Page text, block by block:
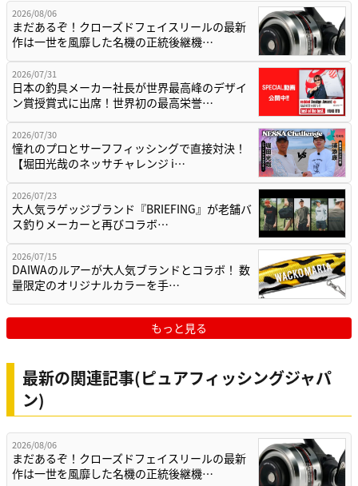
2026/08/06
まだあるぞ！クローズドフェイスリールの最新
作は一世を風靡した名機の正統後継機…
2026/07/31
日本の釣具メーカー社長が世界最高峰のデザイ
ン賞授賞式に出席！世界初の最高栄誉…
2026/07/30
憧れのプロとサーフフィッシングで直接対決！
【堀田光哉のネッサチャレンジ i…
2026/07/23
大人気ラゲッジブランド『BRIEFING』が老舗バ
ス釣りメーカーと再びコラボ…
2026/07/15
DAIWAのルアーが大人気ブランドとコラボ！ 数
量限定のオリジナルカラーを手…
もっと見る
最新の関連記事(ピュアフィッシングジャパ
ン)
2026/08/06
まだあるぞ！クローズドフェイスリールの最新
作は一世を風靡した名機の正統後継機…